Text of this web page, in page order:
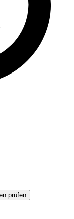
prüfen